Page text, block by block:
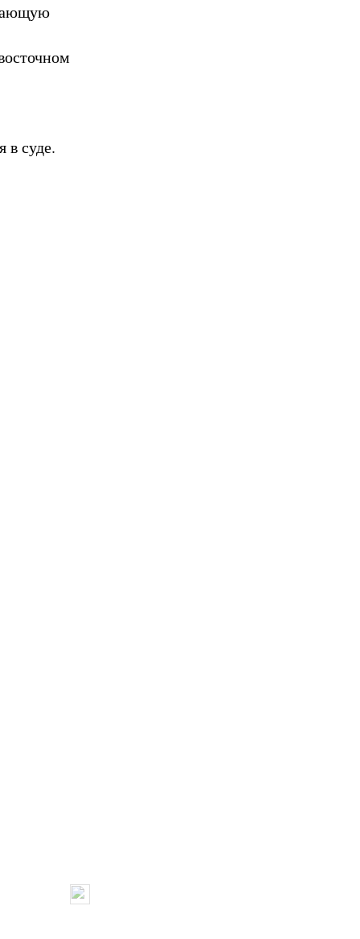
в суде.